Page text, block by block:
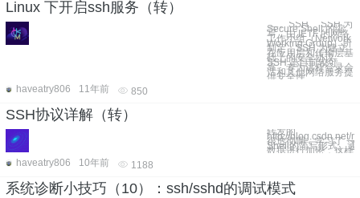
Linux 下开启ssh服务（转）
二、SSH SSH 为
Secure Shell 的缩
写，由 IETF 的网络
工作小组（Network
Working Group）所
制定；SSH 为建立
在应用层和传输层基
础上的安全协议。
SSH 是目前较可
靠，专为远程登录会
话和其他网络服务提
供安全性
haveatry806
11年前 850
SSH协议详解（转）
转发的
http://blog.csdn.net/
很透彻啊，学习了
Shell的简写形式。通
数据进行加密，这样"
haveatry806
10年前 1188
系统诊断小技巧（10）：ssh/sshd的调试模式